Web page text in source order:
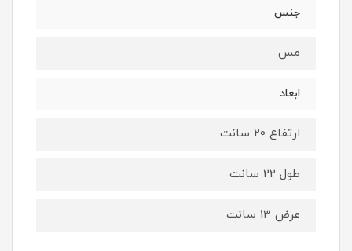
جنس
مس
ابعاد
ارتفاع 20 سانت
طول 22 سانت
عرض 13 سانت